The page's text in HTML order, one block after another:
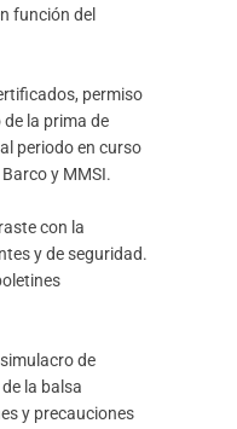
función del
permiso
la prima de
periodo en curso
y MMSI.
con la
y de seguridad.
de
la balsa
y precauciones